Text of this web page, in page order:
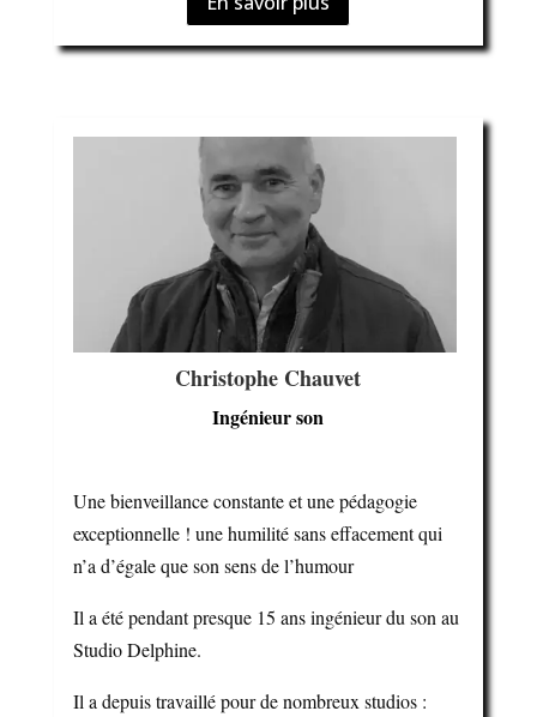
Christophe Chauvet
Ingénieur son
Une bienveillance constante et une pédagogie
exceptionnelle ! une humilité sans effacement qui
n’a d’égale que son sens de l’humour
Il a été pendant presque 15 ans ingénieur du son au
Studio Delphine.
Il a depuis travaillé pour de nombreux studios :